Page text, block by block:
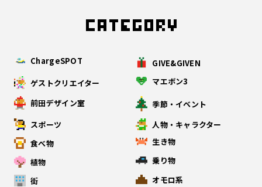
ChargeSPOT
GIVE&GIVEN
ゲストクリエイター
マエボン3
前田デザイン室
季節・イベント
スポーツ
人物・キャラクター
食べ物
生き物
植物
乗り物
街
オモロ系